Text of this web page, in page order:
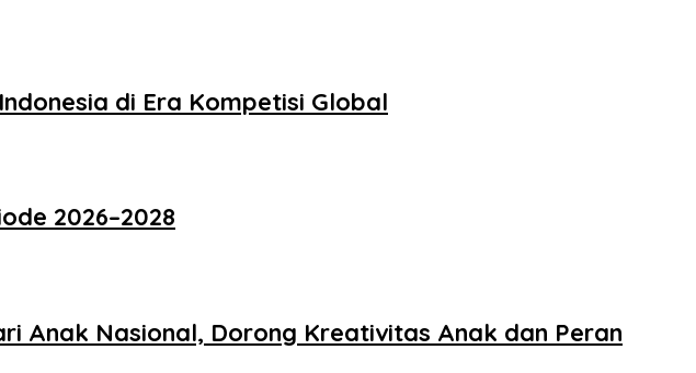
di Era Kompetisi Global
2026–2028
Anak Nasional, Dorong Kreativitas Anak dan Peran